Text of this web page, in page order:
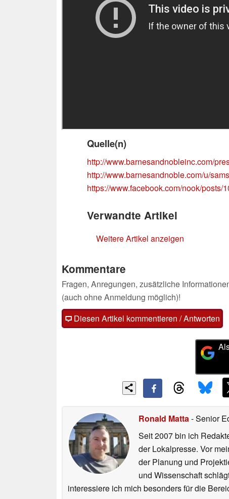
Quelle(n)
http://www.barnesandnobleinc.com/
http://www.barnesandnoble.com/u/
https://www.facebook.com/nook/posts/
Verwandte Artikel
Weitere Artikel anzeigen
Kommentare
Fragen, Anregungen, zusätzliche
(auch ohne Anmeldung möglich)!
Diesen Artikel kommentieren / Antworten
Ronald Matta- Senior
Seit 2007 bin ich
der Lokalpresse. Vor
der Planung und
und Wissenschaft
interessiere ich mich besonders für die